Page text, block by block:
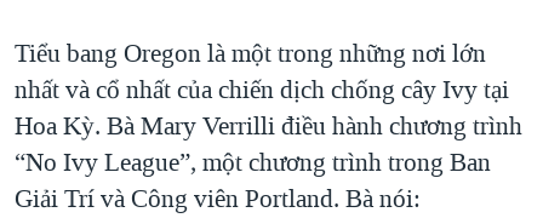
Tiểu bang Oregon là một trong những nơi lớn
nhất và cổ nhất của chiến dịch chống cây Ivy tại
Hoa Kỳ. Bà Mary Verrilli điều hành chương trình
“No Ivy League”, một chương trình trong Ban
Giải Trí và Công viên Portland. Bà nói: